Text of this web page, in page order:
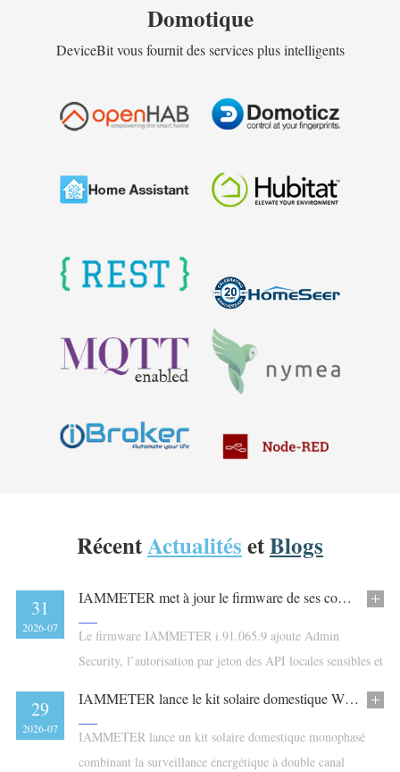
Domotique
DeviceBit vous fournit des services plus intelligents
RécentActualitésetBlogs
31
2026-07
IAMMETER met à jour le firmware de ses compteurs d’énergie avec Admin Security pour EN 18031-1:2024
Le firmware IAMMETER i.91.065.9 ajoute Admin
Security, l’autorisation par jeton des API locales sensibles et
29
2026-07
IAMMETER lance le kit solaire domestique WEM2067 + WPC3700
IAMMETER lance un kit solaire domestique monophasé
combinant la surveillance énergétique à double canal